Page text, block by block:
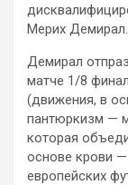
Мерих Демирал.
Демирал
матче 1/8
(движения, в
пантюркизм —
которая
основе крови —
европейских